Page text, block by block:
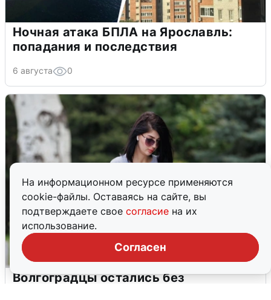
На информационном ресурсе применяются
cookie-файлы. Оставаясь на сайте, вы
подтверждаете свое согласие на их
использование.
Согласен
Ночная атака БПЛА на Ярославль:
попадания и последствия
6 августа 0
Волгоградцы остались без